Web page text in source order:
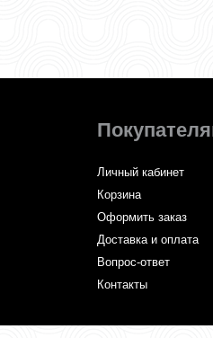
Личный кабинет
Корзина
Оформить заказ
Доставка и оплата
Вопрос-ответ
Контакты